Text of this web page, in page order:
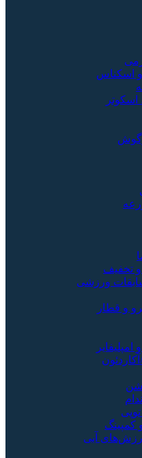
اسکناس
تخفیف
ورزشی
و قطار
آکاردئون
کمپینگ
آبی